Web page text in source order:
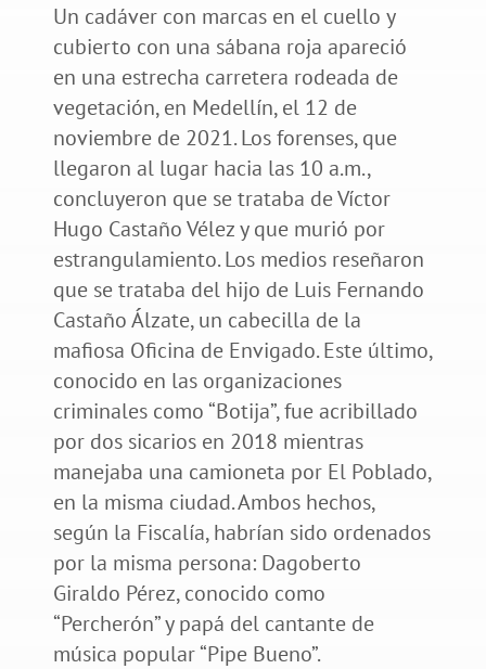
Un cadáver con marcas en el cuello y
cubierto con una sábana roja apareció
en una estrecha carretera rodeada de
vegetación, en Medellín, el 12 de
noviembre de 2021. Los forenses, que
llegaron al lugar hacia las 10 a.m.,
concluyeron que se trataba de Víctor
Hugo Castaño Vélez y que murió por
estrangulamiento. Los medios reseñaron
que se trataba del hijo de Luis Fernando
Castaño Álzate, un cabecilla de la
mafiosa Oficina de Envigado. Este último,
conocido en las organizaciones
criminales como “Botija”, fue acribillado
por dos sicarios en 2018 mientras
manejaba una camioneta por El Poblado,
en la misma ciudad. Ambos hechos,
según la Fiscalía, habrían sido ordenados
por la misma persona: Dagoberto
Giraldo Pérez, conocido como
“Percherón” y papá del cantante de
música popular “Pipe Bueno”.